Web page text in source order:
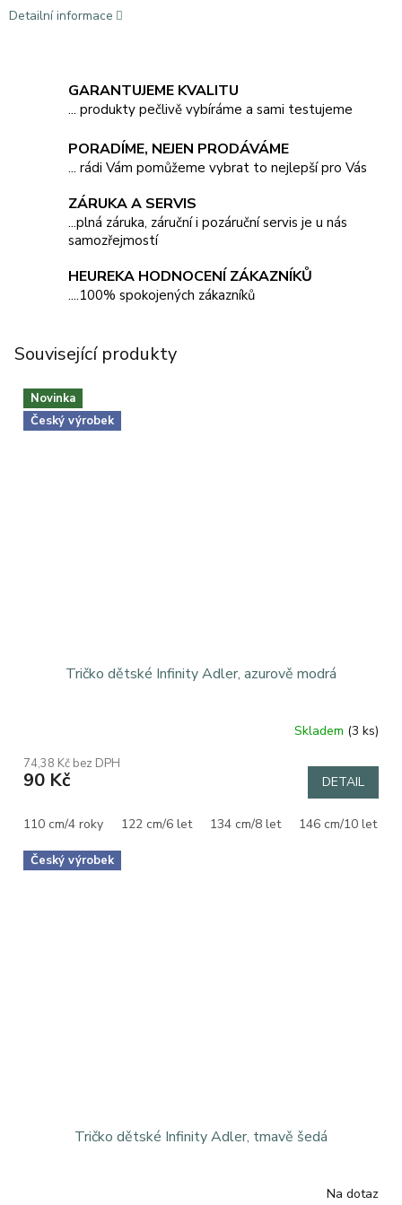
Detailní informace
GARANTUJEME KVALITU
... produkty pečlivě vybíráme a sami testujeme
PORADÍME, NEJEN PRODÁVÁME
... rádi Vám pomůžeme vybrat to nejlepší pro Vás
ZÁRUKA A SERVIS
...plná záruka, záruční i pozáruční servis je u nás
samozřejmostí
HEUREKA HODNOCENÍ ZÁKAZNÍKŮ
....100% spokojených zákazníků
Související produkty
Novinka
Český výrobek
Tričko dětské Infinity Adler, azurově modrá
Skladem (3 ks)
74,38 Kč bez DPH
90 Kč DETAIL
110 cm/4 roky 122 cm/6 let 134 cm/8 let 146 cm/10 let
Český výrobek
Tričko dětské Infinity Adler, tmavě šedá
Na dotaz